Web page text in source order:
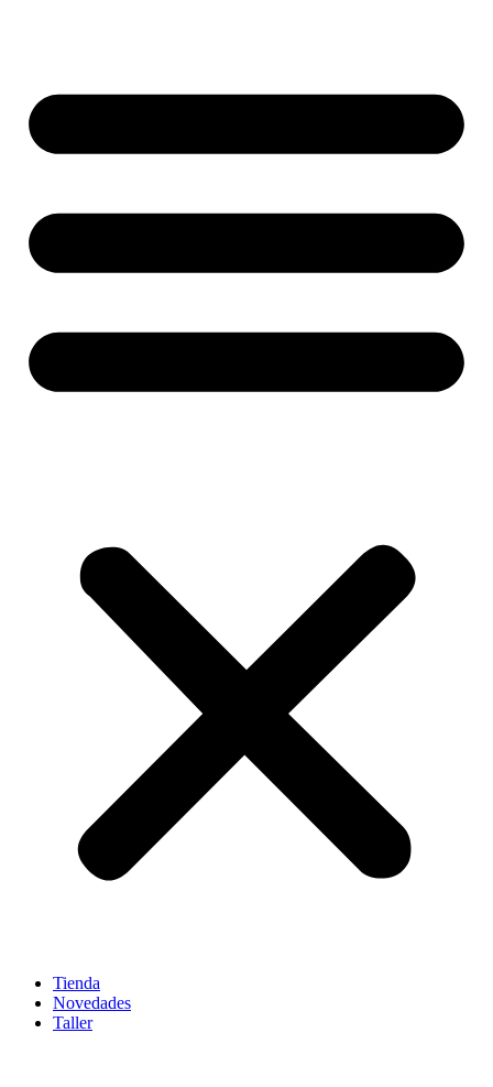
Tienda
Novedades
Taller